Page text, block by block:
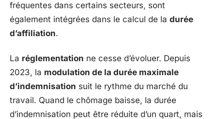
fréquentes dans certains secteurs, sont
également intégrées dans le calcul de la durée
d’affiliation.
La réglementation ne cesse d’évoluer. Depuis
2023, la modulation de la durée maximale
d’indemnisation suit le rythme du marché du
travail. Quand le chômage baisse, la durée
d’indemnisation peut être réduite d’un quart, mais